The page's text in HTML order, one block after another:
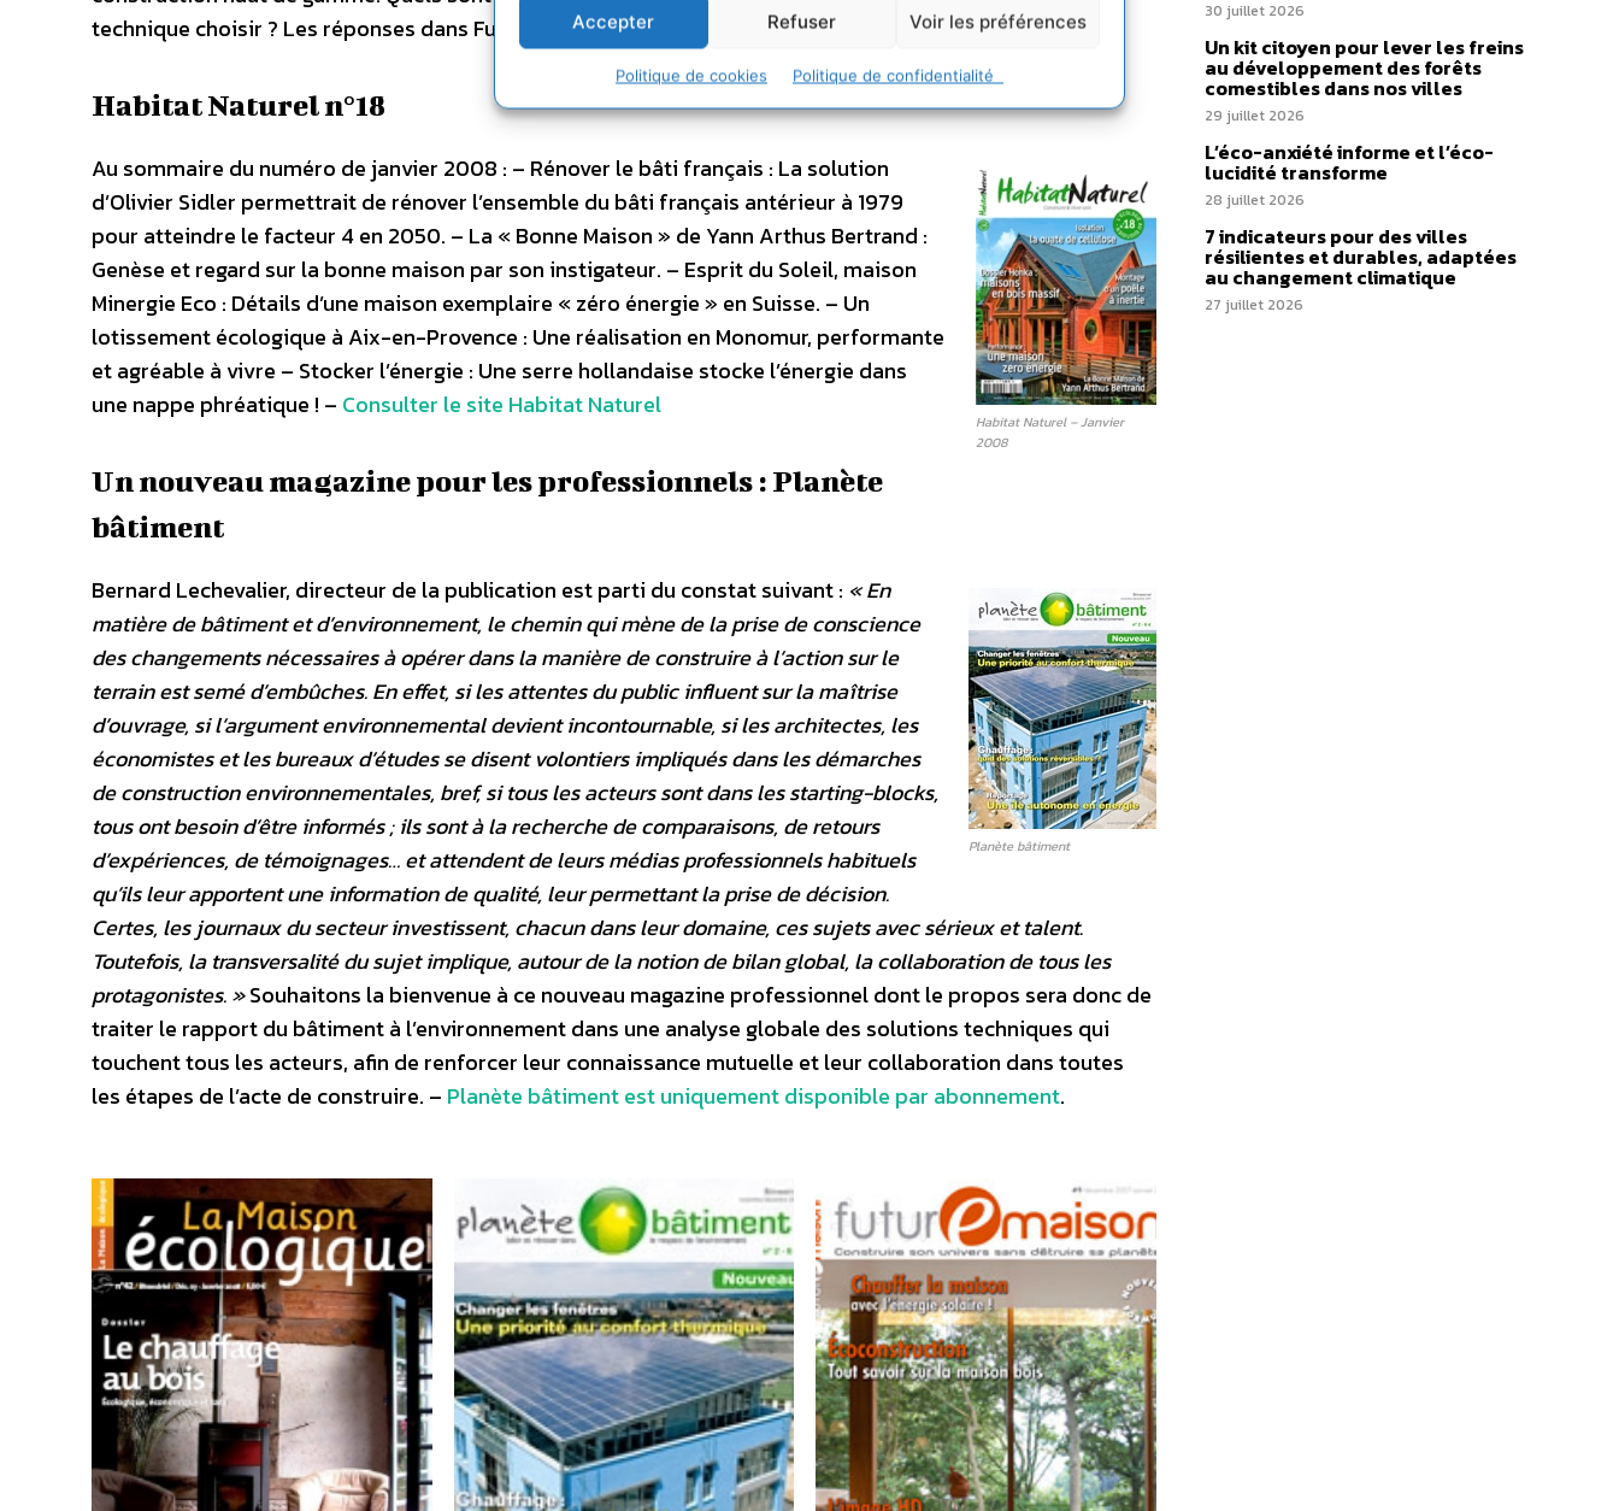
Accepter Refuser Voir les préférences
Politique de cookies Politique de confidentialité
technique choisir ? Les réponses dans Future Maison.
Habitat Naturel n°18
Habitat Naturel – Janvier
2008
Au sommaire du numéro de janvier 2008 : – Rénover le bâti français : La solution
d’Olivier Sidler permettrait de rénover l’ensemble du bâti français antérieur à 1979
pour atteindre le facteur 4 en 2050. – La « Bonne Maison » de Yann Arthus Bertrand :
Genèse et regard sur la bonne maison par son instigateur. – Esprit du Soleil, maison
Minergie Eco : Détails d’une maison exemplaire « zéro énergie » en Suisse. – Un
lotissement écologique à Aix-en-Provence : Une réalisation en Monomur, performante
et agréable à vivre – Stocker l’énergie : Une serre hollandaise stocke l’énergie dans
une nappe phréatique ! – Consulter le site Habitat Naturel
Un nouveau magazine pour les professionnels : Planète
bâtiment
Planète bâtiment
Bernard Lechevalier, directeur de la publication est parti du constat suivant : « En
matière de bâtiment et d’environnement, le chemin qui mène de la prise de conscience
des changements nécessaires à opérer dans la manière de construire à l’action sur le
terrain est semé d’embûches. En effet, si les attentes du public influent sur la maîtrise
d’ouvrage, si l’argument environnemental devient incontournable, si les architectes, les
économistes et les bureaux d’études se disent volontiers impliqués dans les démarches
de construction environnementales, bref, si tous les acteurs sont dans les starting-blocks,
tous ont besoin d’être informés ; ils sont à la recherche de comparaisons, de retours
d’expériences, de témoignages… et attendent de leurs médias professionnels habituels
qu’ils leur apportent une information de qualité, leur permettant la prise de décision.
Certes, les journaux du secteur investissent, chacun dans leur domaine, ces sujets avec sérieux et talent.
Toutefois, la transversalité du sujet implique, autour de la notion de bilan global, la collaboration de tous les
protagonistes. »Souhaitons la bienvenue à ce nouveau magazine professionnel dont le propos sera donc de
traiter le rapport du bâtiment à l’environnement dans une analyse globale des solutions techniques qui
touchent tous les acteurs, afin de renforcer leur connaissance mutuelle et leur collaboration dans toutes
les étapes de l’acte de construire. – Planète bâtiment est uniquement disponible par abonnement.
30 juillet 2026
Un kit citoyen pour lever les freins
au développement des forêts
comestibles dans nos villes
29 juillet 2026
L’éco-anxiété informe et l’éco-
lucidité transforme
28 juillet 2026
7 indicateurs pour des villes
résilientes et durables, adaptées
au changement climatique
27 juillet 2026